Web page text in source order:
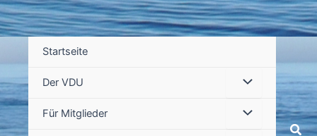
Startseite
Der VDU
Für Mitglieder